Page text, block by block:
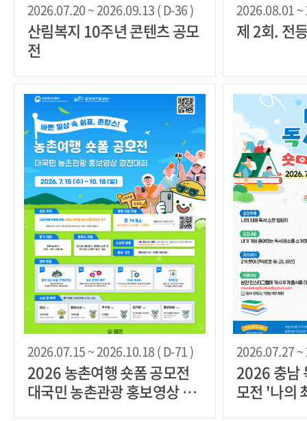
2026.07.20 ~ 2026.09.13 ( D-36 )
산림복지 10주년 콘텐츠 공모
전
2026.08.01 ~
제 2회. 전
2026.07.15 ~ 2026.10.18 ( D-71 )
2026 농촌여행 숏폼 공모전
대국민 농촌관광 홍보영상 경
2026.07.27 ~
2026 충남
모전 '나의